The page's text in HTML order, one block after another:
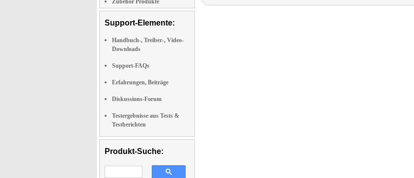
Zubehör Produkte
Support-Elemente:
Handbuch-, Treiber-, Video-
Downloads
Support-FAQs
Erfahrungen, Beiträge
Diskussions-Forum
Testergebnisse aus Tests &
Testberichten
Produkt-Suche: